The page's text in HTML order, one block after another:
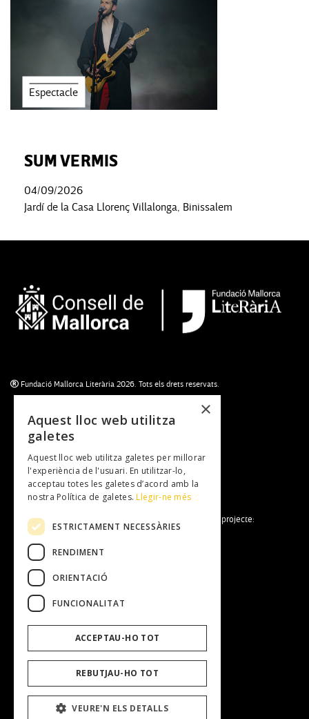
Espectacle
SUM VERMIS
04/09/2026
Jardí de la Casa Llorenç Villalonga, Binissalem
Fundació Mallorca Literària 2026. Tots els drets reservats.
NEWSLETTER
La Fundació Mallorca Literària forma part del projecte:
Fundació Mallorca Literària
Entitat
Equip Humà
Transparència
Treballa amb nosaltres
Perfil del contractant
×
Aquest lloc web utilitza
galetes
Aquest lloc web utilitza galetes per millorar
l'experiència de l'usuari. En utilitzar-lo,
acceptau totes les galetes d’acord amb la
nostra Política de galetes.Llegir-ne més
ESTRICTAMENT NECESSÀRIES
RENDIMENT
ORIENTACIÓ
FUNCIONALITAT
ACCEPTAU-HO TOT
REBUTJAU-HO TOT
VEURE'N ELS DETALLS